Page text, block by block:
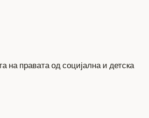
на правата од социјална и детска